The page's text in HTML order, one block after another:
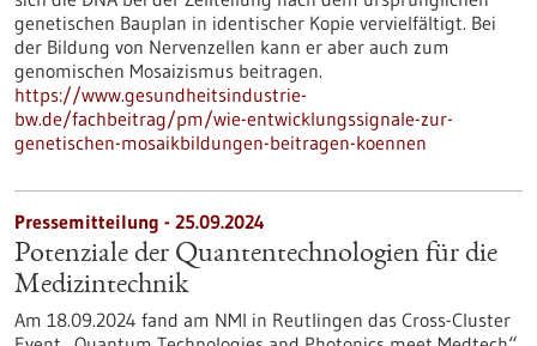
genetischen Bauplan in identischer Kopie vervielfältigt. Bei
der Bildung von Nervenzellen kann er aber auch zum
genomischen Mosaizismus beitragen.
https://www.gesundheitsindustrie-
bw.de/fachbeitrag/pm/wie-entwicklungssignale-zur-
genetischen-mosaikbildungen-beitragen-koennen
Pressemitteilung - 25.09.2024
Potenziale der Quantentechnologien für die
Medizintechnik
Am 18.09.2024 fand am NMI in Reutlingen das Cross-Cluster